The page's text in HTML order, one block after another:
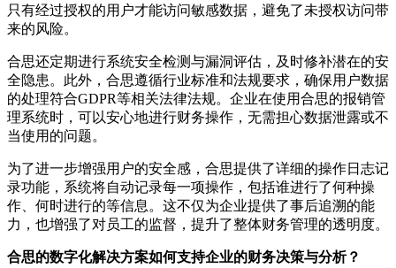
只有经过授权的用户才能访问敏感数据，避免了未授权访问带
来的风险。
合思还定期进行系统安全检测与漏洞评估，及时修补潜在的安
全隐患。此外，合思遵循行业标准和法规要求，确保用户数据
的处理符合GDPR等相关法律法规。企业在使用合思的报销管
理系统时，可以安心地进行财务操作，无需担心数据泄露或不
当使用的问题。
为了进一步增强用户的安全感，合思提供了详细的操作日志记
录功能，系统将自动记录每一项操作，包括谁进行了何种操
作、何时进行的等信息。这不仅为企业提供了事后追溯的能
力，也增强了对员工的监督，提升了整体财务管理的透明度。
合思的数字化解决方案如何支持企业的财务决策与分析？